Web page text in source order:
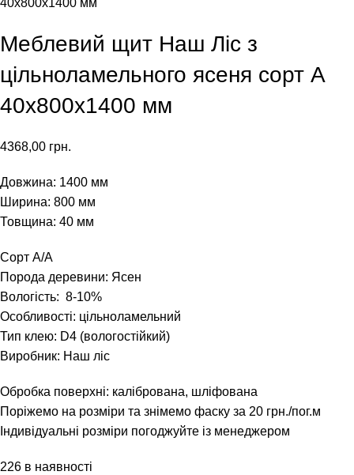
40х800х1400 мм
Меблевий щит Наш Ліс з
цільноламельного ясеня сорт А
40х800х1400 мм
4368,00 грн.
Довжина: 1400 мм
Ширина: 800 мм
Товщина: 40 мм
Сорт А/А
Порода деревини: Ясен
Вологість: 8-10%
Особливості: цільноламельний
Тип клею: D4 (вологостійкий)
Виробник: Наш ліс
Обробка поверхні: калібрована, шліфована
Поріжемо на розміри та знімемо фаску за 20 грн./пог.м
Індивідуальні розміри погоджуйте із менеджером
226 в наявності